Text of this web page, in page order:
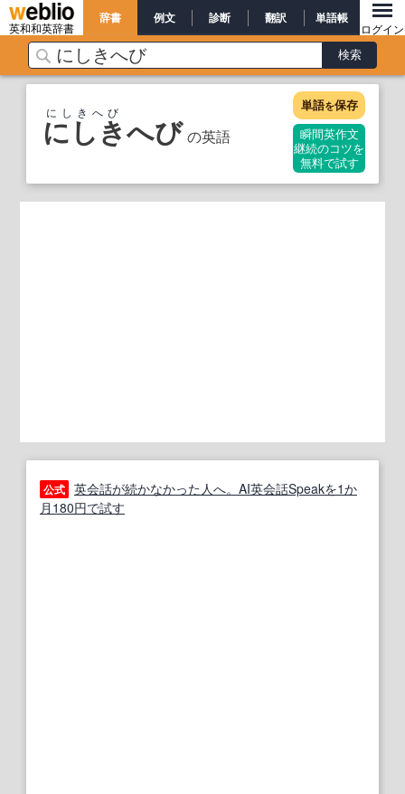
英和和英辞書
辞書 例文 診断 翻訳 単語帳
ログイン
にしきへび の英語
にしきへび 単語を保存
瞬間英作文
継続のコツを
無料で試す
公式 英会話が続かなかった人へ。AI英会話Speakを1か
月180円で試す